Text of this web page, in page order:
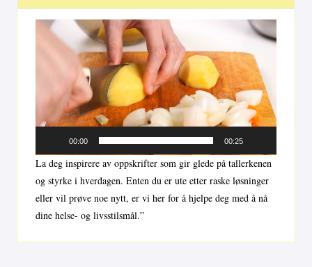
Videoavspiller
00:00 00:25
La deg inspirere av oppskrifter som gir glede på tallerkenen
og styrke i hverdagen. Enten du er ute etter raske løsninger
eller vil prøve noe nytt, er vi her for å hjelpe deg med å nå
dine helse- og livsstilsmål.”